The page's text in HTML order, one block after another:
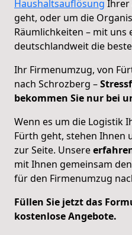
Haushaltsauflösung Ihrer
geht, oder um die
Räumlichkeiten – mit uns
deutschlandweit die
Ihr Firmenumzug, von
nach Schrozberg –
bekommen Sie nur bei
Wenn es um die Logistik
Fürth geht, stehen Ihnen
zur Seite. Unsere
mit Ihnen gemeinsam
für den Firmenumzug
Füllen Sie jetzt das
kostenlose Angebote.